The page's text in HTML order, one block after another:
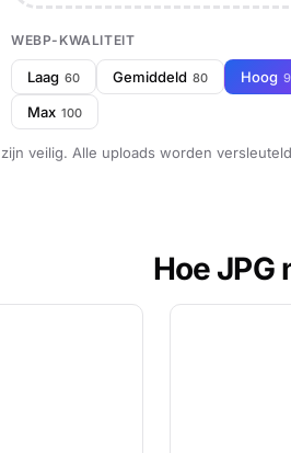
WEBP-KWALITEIT
Laag 60 Gemiddeld 80 Hoog
Max 100
veilig. Alle uploads worden
Hoe JPG